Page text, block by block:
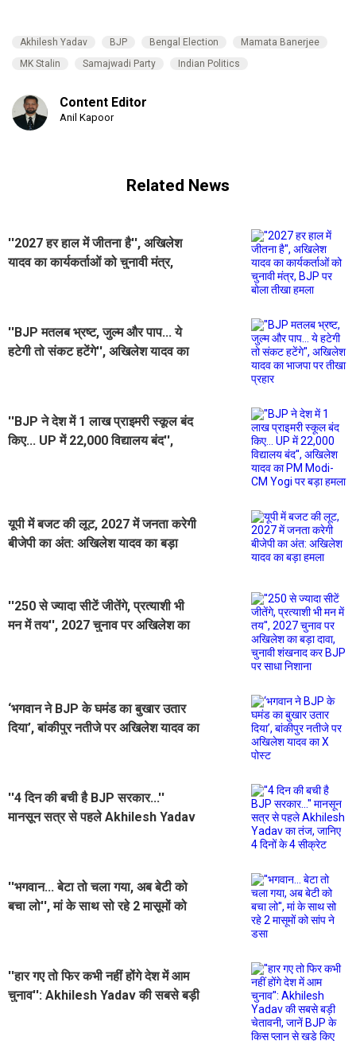
Akhilesh Yadav BJP Bengal Election
Mamata Banerjee
MK Stalin
Samajwadi Party Indian Politics
Content Editor
Anil Kapoor
Related News
''2027 हर हाल में जीतना है'', अखिलेश
यादव का कार्यकर्ताओं को चुनावी मंत्र,
''BJP मतलब भ्रष्ट, जुल्म और पाप... ये
हटेगी तो संकट हटेंगे'', अखिलेश यादव का
''BJP ने देश में 1 लाख प्राइमरी स्कूल बंद
किए... UP में 22,000 विद्यालय बंद'',
यूपी में बजट की लूट, 2027 में जनता करेगी
बीजेपी का अंत: अखिलेश यादव का बड़ा
''250 से ज्यादा सीटें जीतेंगे, प्रत्याशी भी
मन में तय'', 2027 चुनाव पर अखिलेश का
‘भगवान ने BJP के घमंड का बुखार उतार
दिया’, बांकीपुर नतीजे पर अखिलेश यादव का
''4 दिन की बची है BJP सरकार...''
मानसून सत्र से पहले Akhilesh Yadav
''भगवान... बेटा तो चला गया, अब बेटी को
बचा लो'', मां के साथ सो रहे 2 मासूमों को
''हार गए तो फिर कभी नहीं होंगे देश में आम
चुनाव'': Akhilesh Yadav की सबसे बड़ी